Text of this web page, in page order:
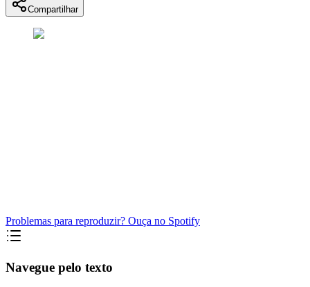
Compartilhar
Problemas para reproduzir? Ouça no Spotify
Navegue pelo texto